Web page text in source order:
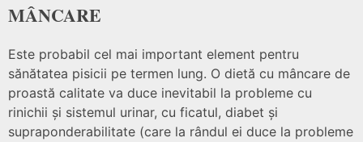
MÂNCARE
Este probabil cel mai important element pentru
sănătatea pisicii pe termen lung. O dietă cu mâncare de
proastă calitate va duce inevitabil la probleme cu
rinichii și sistemul urinar, cu ficatul, diabet și
supraponderabilitate (care la rândul ei duce la probleme